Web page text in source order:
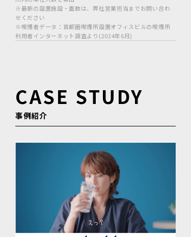
※最新の設置施設・面数は、弊社営業担当までお問い合わ
せください
※喫煙者データ：首都圏喫煙所設置オフィスビルの喫煙所
利用者インターネット調査より(2024年6月)
CASE STUDY
事例紹介